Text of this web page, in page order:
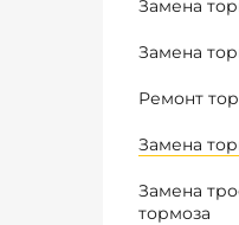
Замена
Замена
Ремонт
Замена
Замена
тормоза